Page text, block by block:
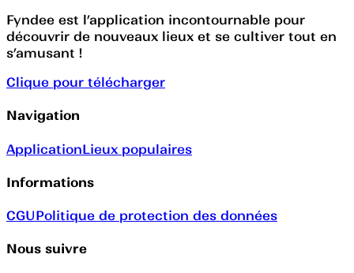
Fyndee est l’application incontournable pour
découvrir de nouveaux lieux et se cultiver tout en
s’amusant !
Clique pour télécharger
Navigation
ApplicationLieux populaires
Informations
CGUPolitique de protection des données
Nous suivre